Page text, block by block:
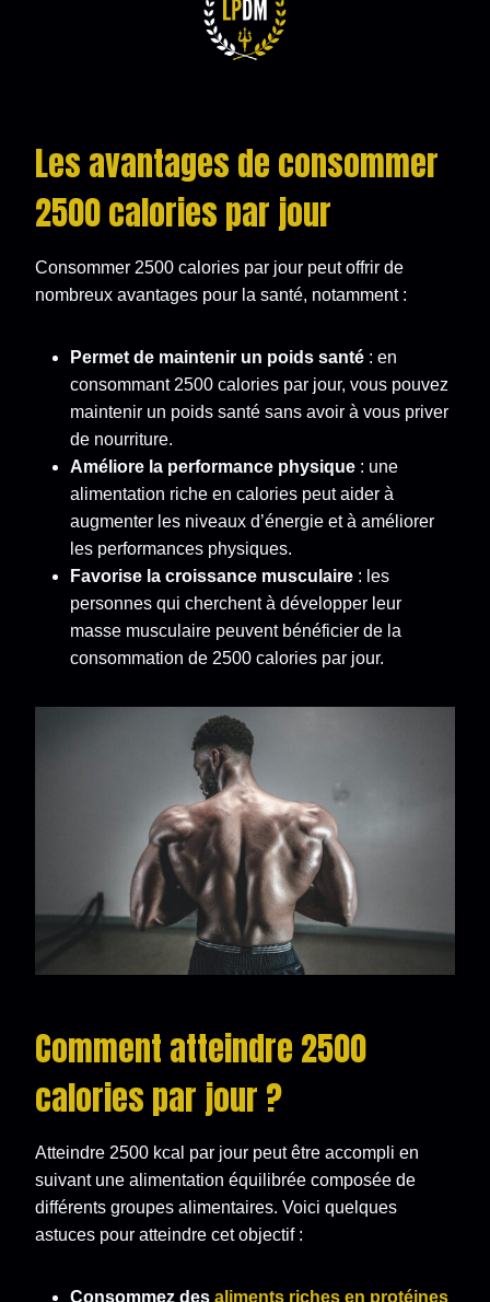
Les avantages de consommer
2500 calories par jour
Consommer 2500 calories par jour peut offrir de
nombreux avantages pour la santé, notamment :
Permet de maintenir un poids santé : en
consommant 2500 calories par jour, vous pouvez
maintenir un poids santé sans avoir à vous priver
de nourriture.
Améliore la performance physique : une
alimentation riche en calories peut aider à
augmenter les niveaux d’énergie et à améliorer
les performances physiques.
Favorise la croissance musculaire : les
personnes qui cherchent à développer leur
masse musculaire peuvent bénéficier de la
consommation de 2500 calories par jour.
Comment atteindre 2500
calories par jour ?
Atteindre 2500 kcal par jour peut être accompli en
suivant une alimentation équilibrée composée de
différents groupes alimentaires. Voici quelques
astuces pour atteindre cet objectif :
Consommez des aliments riches en protéines